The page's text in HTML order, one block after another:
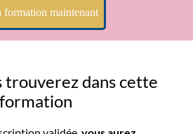
formation maintenant
trouverez dans cette
formation